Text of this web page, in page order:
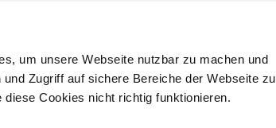
um unsere Webseite nutzbar zu machen und
Zugriff auf sichere Bereiche der Webseite zu
Cookies nicht richtig funktionieren.